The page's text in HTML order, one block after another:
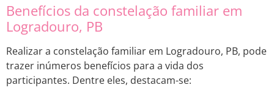
Benefícios da constelação familiar em
Logradouro, PB
Realizar a constelação familiar em Logradouro, PB, pode
trazer inúmeros benefícios para a vida dos
participantes. Dentre eles, destacam-se: